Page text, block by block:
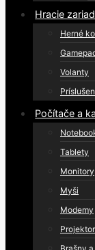
Hracie
Herné
Volanty
Počítače a
Tablety
Monitory
Myši
Modemy